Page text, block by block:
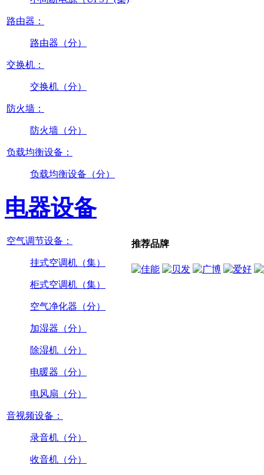
路由器：
路由器（分）
交换机：
交换机（分）
防火墙：
防火墙（分）
负载均衡设备：
负载均衡设备（分）
电器设备
空气调节设备：
挂式空调机（集）
柜式空调机（集）
空气净化器（分）
加湿器（分）
除湿机（分）
电暖器（分）
电风扇（分）
音视频设备：
录音机（分）
收音机（分）
推荐品牌